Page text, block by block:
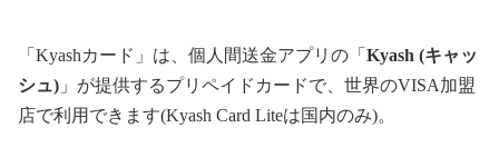
「Kyashカード」は、個人間送金アプリの「 Kyash (キャッ
シュ) 」が提供するプリペイドカードで、世界のVISA加盟
店で利用できます(Kyash Card Liteは国内のみ)。